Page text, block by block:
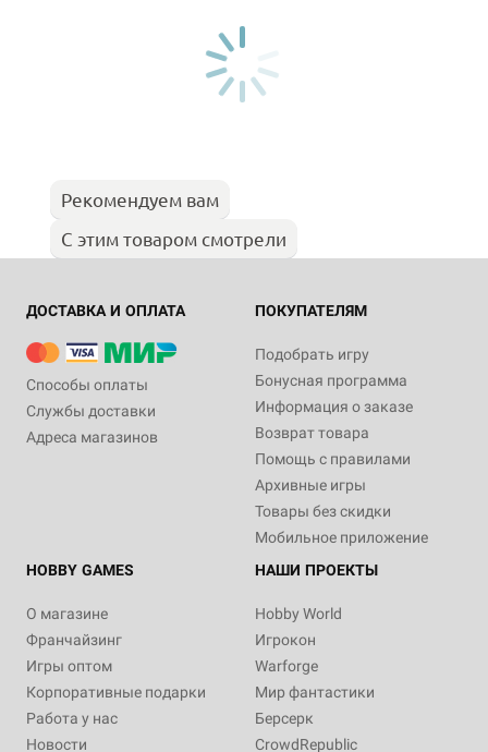
Рекомендуем вам
С этим товаром смотрели
ДОСТАВКА И ОПЛАТА
Способы оплаты
Службы доставки
Адреса магазинов
ПОКУПАТЕЛЯМ
Подобрать игру
Бонусная программа
Информация о заказе
Возврат товара
Помощь с правилами
Архивные игры
Товары без скидки
Мобильное приложение
HOBBY GAMES
О магазине
Франчайзинг
Игры оптом
Корпоративные подарки
Работа у нас
Новости
НАШИ ПРОЕКТЫ
Hobby World
Игрокон
Warforge
Мир фантастики
Берсерк
CrowdRepublic